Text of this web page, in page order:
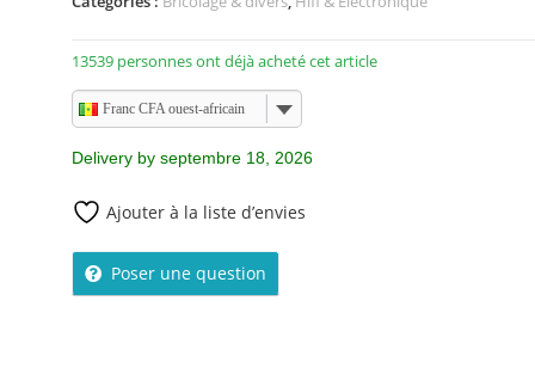
13539 personnes ont déjà acheté cet article
Franc CFA ouest-africain
Delivery by septembre 18, 2026
Ajouter à la liste d’envies
Poser une question